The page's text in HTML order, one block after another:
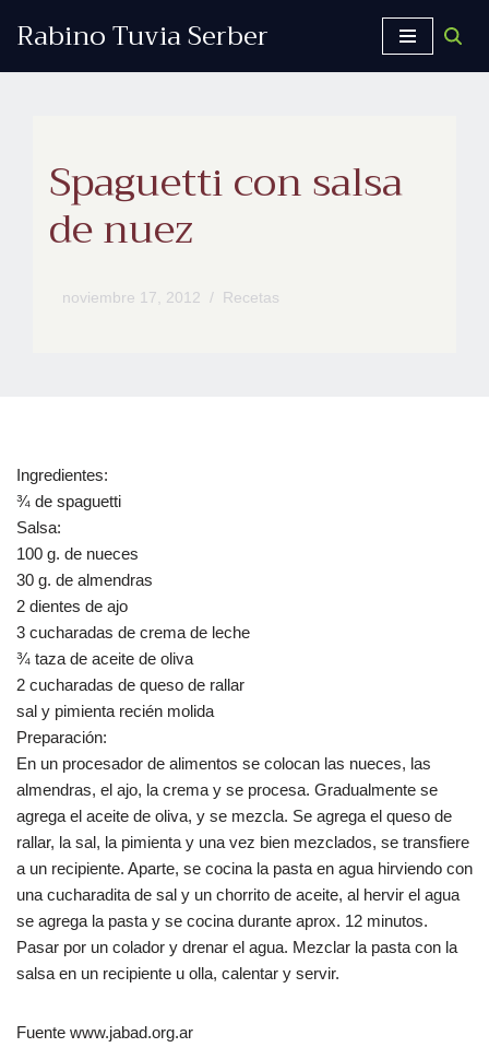
Rabino Tuvia Serber
Spaguetti con salsa
de nuez
noviembre 17, 2012 Recetas
Ingredientes:
¾ de spaguetti
Salsa:
100 g. de nueces
30 g. de almendras
2 dientes de ajo
3 cucharadas de crema de leche
¾ taza de aceite de oliva
2 cucharadas de queso de rallar
sal y pimienta recién molida
Preparación:
En un procesador de alimentos se colocan las nueces, las
almendras, el ajo, la crema y se procesa. Gradualmente se
agrega el aceite de oliva, y se mezcla. Se agrega el queso de
rallar, la sal, la pimienta y una vez bien mezclados, se transfiere
a un recipiente. Aparte, se cocina la pasta en agua hirviendo con
una cucharadita de sal y un chorrito de aceite, al hervir el agua
se agrega la pasta y se cocina durante aprox. 12 minutos.
Pasar por un colador y drenar el agua. Mezclar la pasta con la
salsa en un recipiente u olla, calentar y servir.
Fuente www.jabad.org.ar